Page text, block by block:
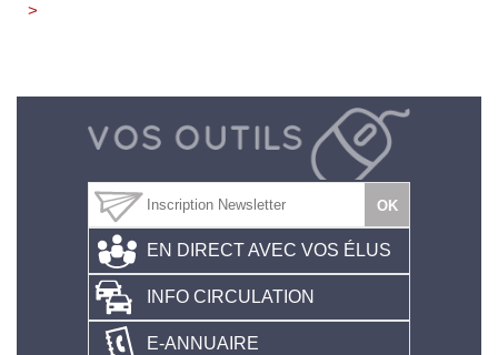
>
EN DIRECT AVEC VOS ÉLUS
INFO CIRCULATION
E-ANNUAIRE